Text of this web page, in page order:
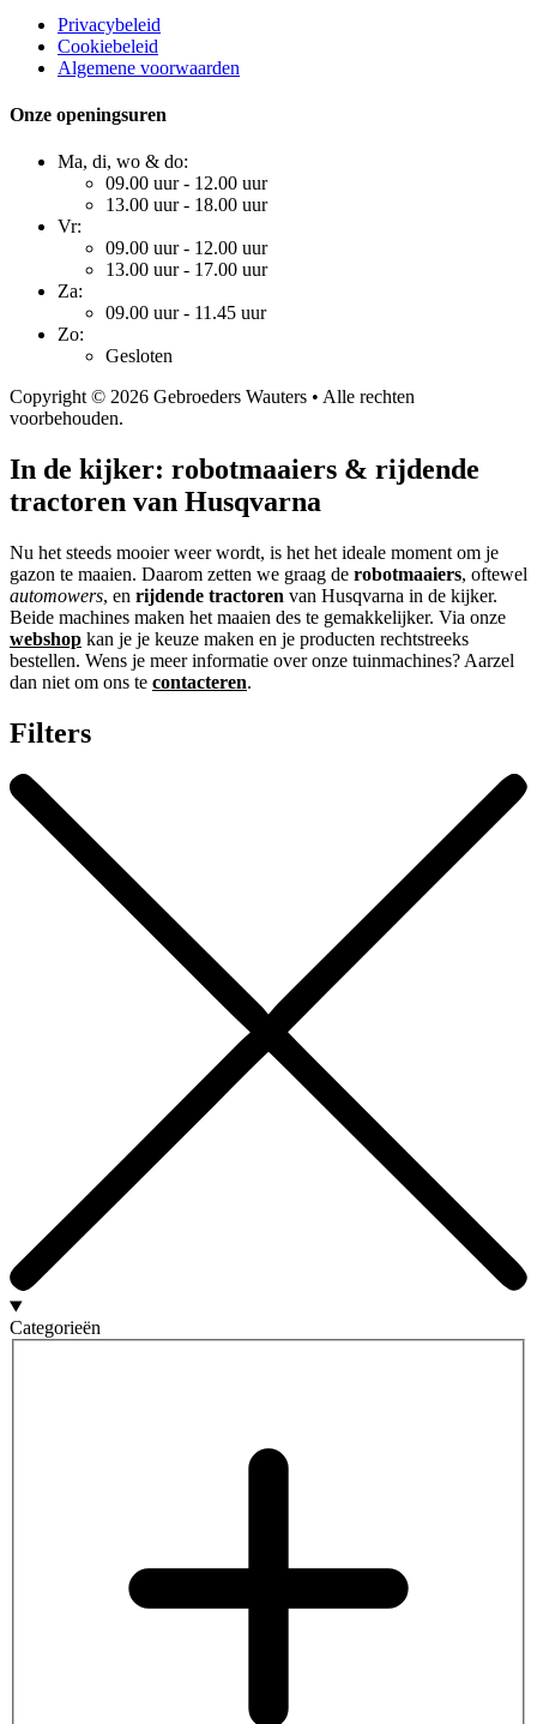
Privacybeleid
Cookiebeleid
Algemene voorwaarden
Onze openingsuren
Ma, di, wo & do:
09.00 uur - 12.00 uur
13.00 uur - 18.00 uur
Vr:
09.00 uur - 12.00 uur
13.00 uur - 17.00 uur
Za:
09.00 uur - 11.45 uur
Zo:
Gesloten
Copyright © 2026 Gebroeders Wauters • Alle rechten
voorbehouden.
In de kijker: robotmaaiers & rijdende
tractoren van Husqvarna
Nu het steeds mooier weer wordt, is het het ideale moment om je
gazon te maaien. Daarom zetten we graag de robotmaaiers, oftewel
automowers, en rijdende tractoren van Husqvarna in de kijker.
Beide machines maken het maaien des te gemakkelijker. Via onze
webshop kan je je keuze maken en je producten rechtstreeks
bestellen. Wens je meer informatie over onze tuinmachines? Aarzel
dan niet om ons te contacteren.
Filters
Categorieën